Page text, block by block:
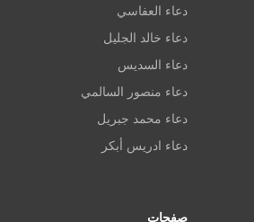
دعاء العفاسي
دعاء خالد الجليل
دعاء السديس
دعاء منصور السالمي
دعاء محمد جبريل
دعاء ادريس أبكر
صفحات